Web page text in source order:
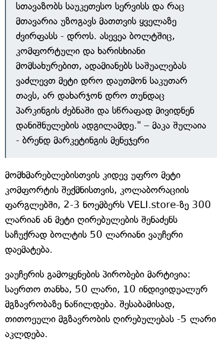
სთავაზობს საუკეთესო სერვისს და რაც
მთავარია უზოგავს მათთვის ყველაზე
ძვირფასს - დროს. ასევეა ბოლტშიც,
კომფორტული და ხარისხიანი
მომსახურებით, ადამიანებს საშუალებას
ვაძლევთ მეტი დრო დაუთმონ საკუთარ
თავს, არ დახარჯონ დრო თუნდაც
პარკინგის ძებნაში და სწრაფად მივიდნენ
დანიშნულების ადგილამდე." – მაკა შულაია
- ბრენდ მარკეტინგის მენეჯერი
მომხმარებლებისთვის კიდევ უფრო მეტი
კომფორტის შექმნისთვის, კოლაბორაციის
ფარგლებში, 2-3 ნოემბერს VELI.store-ზე 300
ლარიან ან მეტი ღირებულების შენაძენს
საჩუქრად ბოლტის 50 ლარიანი ვაუჩერი
დაემატება.
ვაუჩერის გამოყენების პირობები მარტივია:
საერთო თანხა, 50 ლარი, 10 ინდივიდუალურ
მგზავრობაზე ნაწილდება. შესაბამისად,
თითოეული მგზავრობის ღირებულებას -5 ლარი
აკლდება.